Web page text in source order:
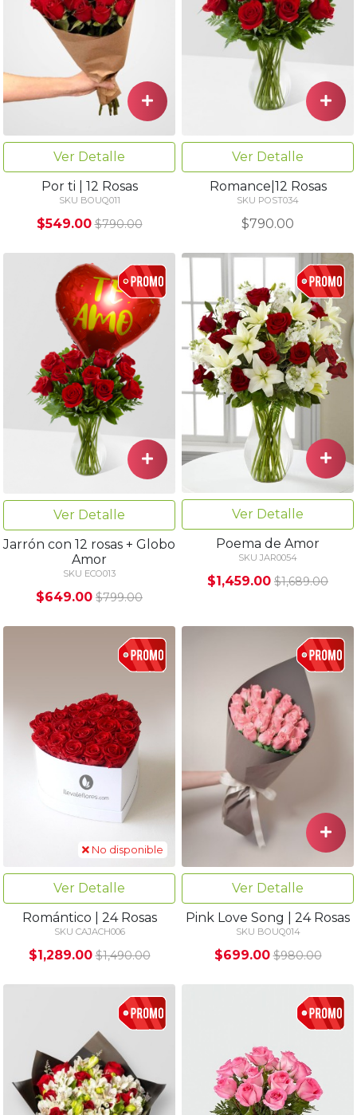
Ver Detalle
Por ti | 12 Rosas
SKU BOUQ011
$549.00 $790.00
Ver Detalle
Romance|12 Rosas
SKU POST034
$790.00
Ver Detalle
Jarrón con 12 rosas + Globo
Amor
SKU ECO013
$649.00 $799.00
Ver Detalle
Poema de Amor
SKU JAR0054
$1,459.00 $1,689.00
No disponible
Ver Detalle
Romántico | 24 Rosas
SKU CAJACH006
$1,289.00 $1,490.00
Ver Detalle
Pink Love Song | 24 Rosas
SKU BOUQ014
$699.00 $980.00